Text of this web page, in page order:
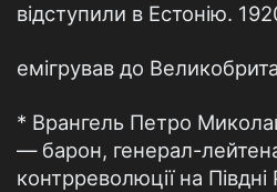
відступили в Естонію.
емігрував до
* Врангель Петро
— барон, генерал-
контрреволюції на Півдні